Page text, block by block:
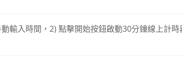
輸入時間，2) 點擊開始按鈕啟動30分鐘線上計